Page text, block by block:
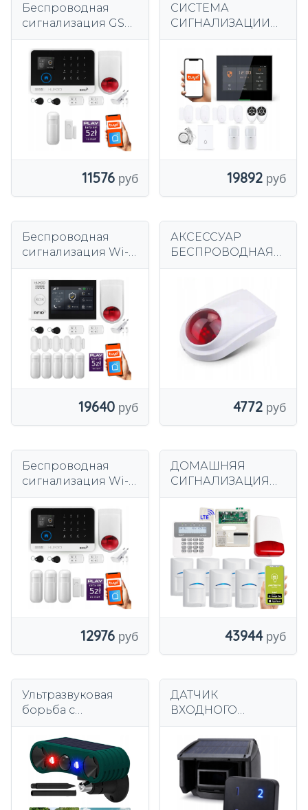
Беспроводная
сигнализация GSM
комплект
сигнализации
HUXGO HXA003
R1WS
11576
СИСТЕМА
СИГНАЛИЗАЦИИ
дюйма GSM WiFi
SMS BELL TUYA
SMART НА
ПОЛЬСКОМ + 2xPIR
19892
Беспроводная
сигнализация Wi-
комплект
сигнализации
HUXGO HXA007
R5D5WS
19640
АКСЕССУАР
БЕСПРОВОДНАЯ
СИГНАЛИЗАЦИИ
120 дБ 433 МГц
4772
Беспроводная
сигнализация Wi-
комплект
сигнализации
HUXGO HXA003
R3WS
12976
ДОМАШНЯЯ
СИГНАЛИЗАЦИЯ
LTE 4G 7
ПРИМЕНЕНИЕ
ДЕТЕКТОРОВ
BOSCH
43944
Ультразвуковая
борьба с
солнечная
сигнализация с
датчиком
движения
ДАТЧИК
ВХОДНОГО
ДЕТЕКТОР
ДВИЖЕНИЯ
БЕСПРОВОДНОЙ
ДЕТЕКТОР
СИГНАЛИЗАЦИИ